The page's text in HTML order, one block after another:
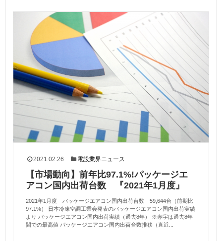
2021.02.26 電設業界ニュース
【市場動向】前年比97.1%!パッケージエ
アコン国内出荷台数 『2021年1月度』
2021年1月度 パッケージエアコン国内出荷台数 59,644台（前期比
97.1%） 日本冷凍空調工業会発表のパッケージエアコン国内出荷実績
より パッケージエアコン国内出荷実績（過去8年） ※赤字は過去8年
間での最高値 パッケージエアコン国内出荷台数推移（直近...